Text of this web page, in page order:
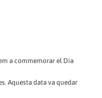
a commemorar el Dia
Aquesta data va quedar